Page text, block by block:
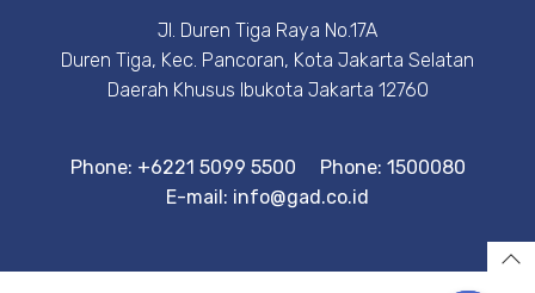
Jl. Duren Tiga Raya No.17A
Duren Tiga, Kec. Pancoran, Kota Jakarta Selatan
Daerah Khusus Ibukota Jakarta 12760
Phone: +6221 5099 5500
Phone: 1500080
E-mail: info@gad.co.id